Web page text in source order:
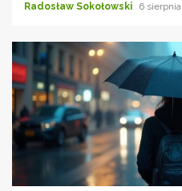
Radosław Sokołowski 6